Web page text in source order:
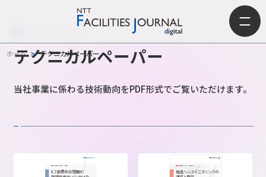
ホーム > テクニカルペーパー
テクニカルペーパー
当社事業に係わる技術動向をPDF形式でご覧いただけます。